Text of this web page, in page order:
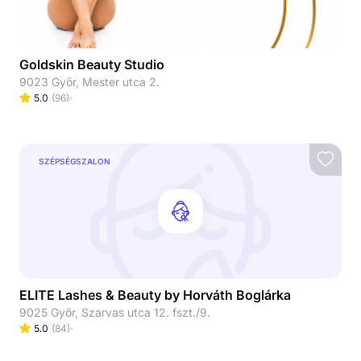
Goldskin Beauty Studio
9023 Győr, Mester utca 2.
5.0 (96)
SZÉPSÉGSZALON
ELITE Lashes & Beauty by Horváth Boglárka
9025 Győr, Szarvas utca 12. fszt./9.
5.0 (84)